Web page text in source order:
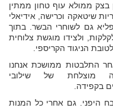
בצק ממולא עוף טחון ממתין
שיטאקה וכרישה, אידיאלי
גם לשוחרי הבשר. בתוך
ולצידו מוגשת צלוחית
הניגוד הקריספי.
התלבטות ממושכת אנחנו
מוצלחת של שילובי
בקפידה.
היפני. גם אחרי כל המנות